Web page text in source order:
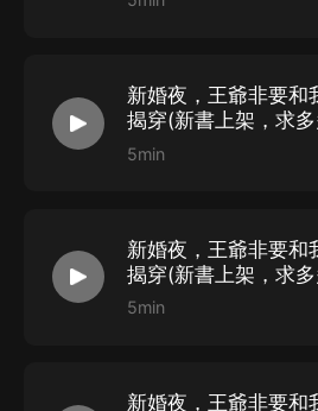
新婚夜，王爺非要和
揭穿(新書上架，求
點讚，評論）
5min
新婚夜，王爺非要和
揭穿(新書上架，求
點讚，評論）
5min
新婚夜，王爺非要和